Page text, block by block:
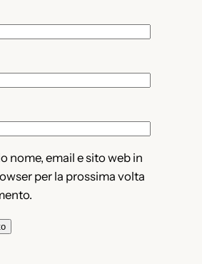
nome, email e sito web in
per la prossima volta